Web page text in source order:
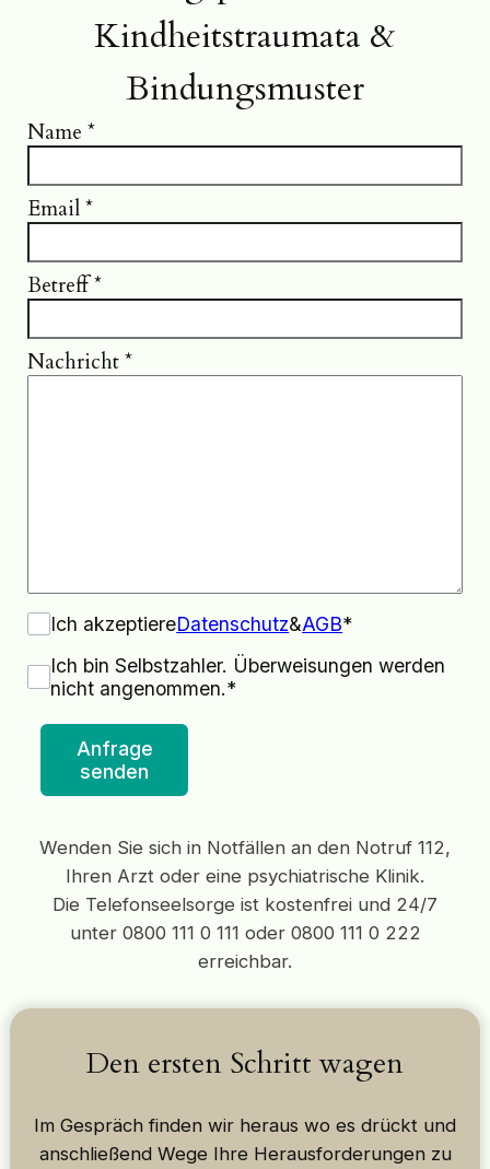
Kindheitstraumata &
Bindungsmuster
Name *
Email*
Betreff*
Nachricht*
Ich akzeptiereDatenschutz&AGB*
Ich bin Selbstzahler. Überweisungen werden
nicht angenommen.*
Anfrage
senden
Wenden Sie sich in Notfällen an den Notruf 112,
Ihren Arzt oder eine psychiatrische Klinik.
Die Telefonseelsorge ist kostenfrei und 24/7
unter 0800 111 0 111 oder 0800 111 0 222
erreichbar.
Den ersten Schritt wagen
Im Gespräch finden wir heraus wo es drückt und
anschließend Wege Ihre Herausforderungen zu